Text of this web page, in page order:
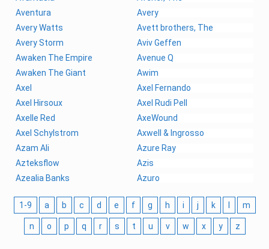
Aventura
Avery
Avery Watts
Avett brothers, The
Avery Storm
Aviv Geffen
Awaken The Empire
Avenue Q
Awaken The Giant
Awim
Axel
Axel Fernando
Axel Hirsoux
Axel Rudi Pell
Axelle Red
AxeWound
Axel Schylstrom
Axwell & Ingrosso
Azam Ali
Azure Ray
Azteksflow
Azis
Azealia Banks
Azuro
1-9 a b c d e f g h i j k m
n o p q r s t u v w x y z